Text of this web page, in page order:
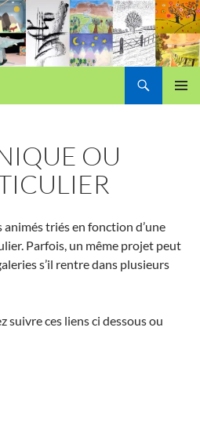
OU
triés en fonction d’une
Parfois, un même projet peut
s’il rentre dans plusieurs
suivre ces liens ci dessous ou